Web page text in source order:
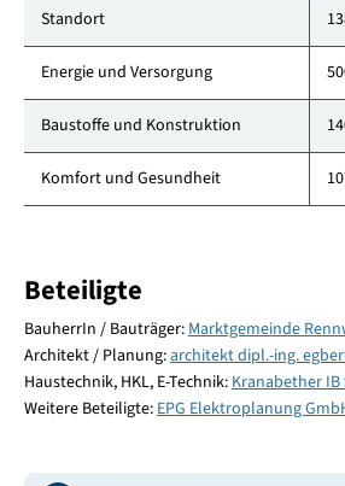
Standort
Energie und Versorgung
Baustoffe und Konstruktion
Komfort und Gesundheit
Beteiligte
BauherrIn / Bauträger:Marktgemeinde
Architekt / Planung:architekt dipl.-ing.
Haustechnik, HKL, E-Technik:Kranabether IB
Weitere Beteiligte:EPG Elektroplanung